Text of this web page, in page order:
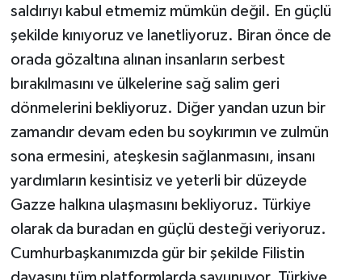
saldırıyı kabul etmemiz mümkün değil. En güçlü
şekilde kınıyoruz ve lanetliyoruz. Biran önce de
orada gözaltına alınan insanların serbest
bırakılmasını ve ülkelerine sağ salim geri
dönmelerini bekliyoruz. Diğer yandan uzun bir
zamandır devam eden bu soykırımın ve zulmün
sona ermesini, ateşkesin sağlanmasını, insanı
yardımların kesintisiz ve yeterli bir düzeyde
Gazze halkına ulaşmasını bekliyoruz. Türkiye
olarak da buradan en güçlü desteği veriyoruz.
Cumhurbaşkanımızda gür bir şekilde Filistin